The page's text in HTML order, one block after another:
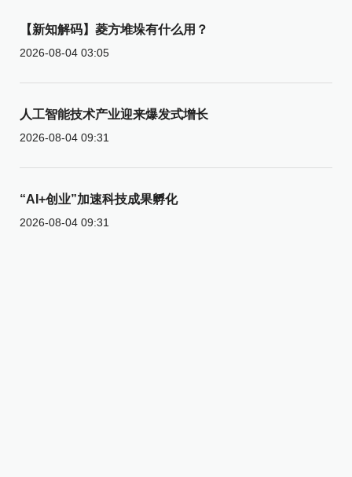
【新知解码】菱方堆垛有什么用？
2026-08-04 03:05
人工智能技术产业迎来爆发式增长
2026-08-04 09:31
“AI+创业”加速科技成果孵化
2026-08-04 09:31